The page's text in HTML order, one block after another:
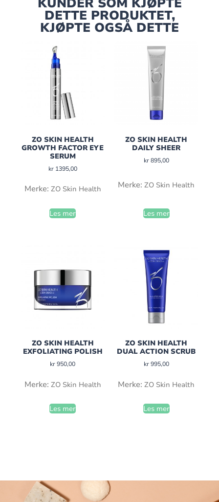
DETTE PRODUKTET,
KJØPTE OGSÅ DETTE
ZO SKIN HEALTH
GROWTH FACTOR EYE
SERUM
kr1395,00
Merke: ZO Skin Health
Les mer
ZO SKIN HEALTH
DAILY SHEER
kr895,00
Merke:ZO Skin Health
Les mer
ZO SKIN HEALTH
EXFOLIATING POLISH
kr950,00
Merke: ZO Skin Health
Les mer
ZO SKIN HEALTH
DUAL ACTION SCRUB
kr995,00
Merke:ZO Skin Health
Les mer